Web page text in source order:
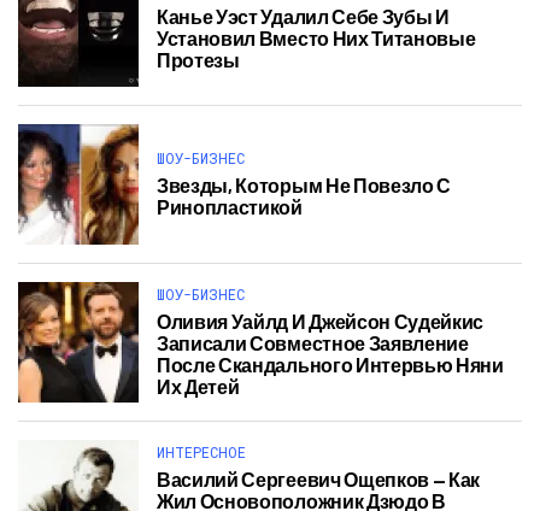
Канье Уэст Удалил Себе Зубы И
Установил Вместо Них Титановые
Протезы
ШОУ-БИЗНЕС
Звезды, Которым Не Повезло С
Ринопластикой
ШОУ-БИЗНЕС
Оливия Уайлд И Джейсон Судейкис
Записали Совместное Заявление
После Скандального Интервью Няни
Их Детей
ИНТЕРЕСНОЕ
Василий Сергеевич Ощепков — Как
Жил Основоположник Дзюдо В